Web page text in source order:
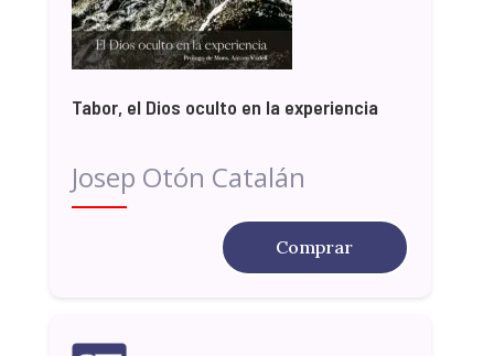
Tabor, el Dios oculto en la experiencia
Josep Otón Catalán
Comprar